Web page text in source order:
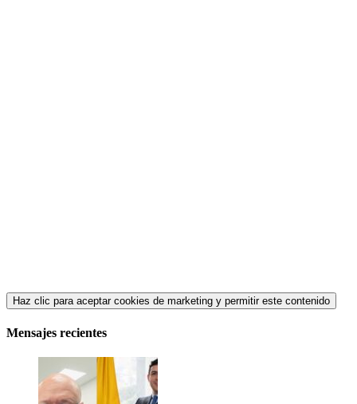
Haz clic para aceptar cookies de marketing y permitir este contenido
Mensajes recientes